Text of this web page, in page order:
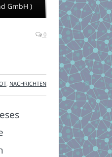
GmbH )
0
, NACHRICHTEN